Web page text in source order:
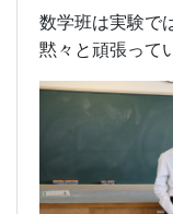
数学班は実験で
黙々と頑張って